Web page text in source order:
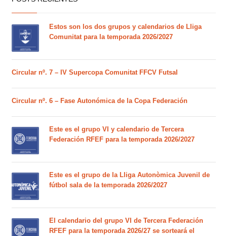
Estos son los dos grupos y calendarios de Lliga
Comunitat para la temporada 2026/2027
Circular nº. 7 – IV Supercopa Comunitat FFCV Futsal
Circular nº. 6 – Fase Autonómica de la Copa Federación
Este es el grupo VI y calendario de Tercera
Federación RFEF para la temporada 2026/2027
Este es el grupo de la Lliga Autonòmica Juvenil de
fútbol sala de la temporada 2026/2027
El calendario del grupo VI de Tercera Federación
RFEF para la temporada 2026/27 se sorteará el